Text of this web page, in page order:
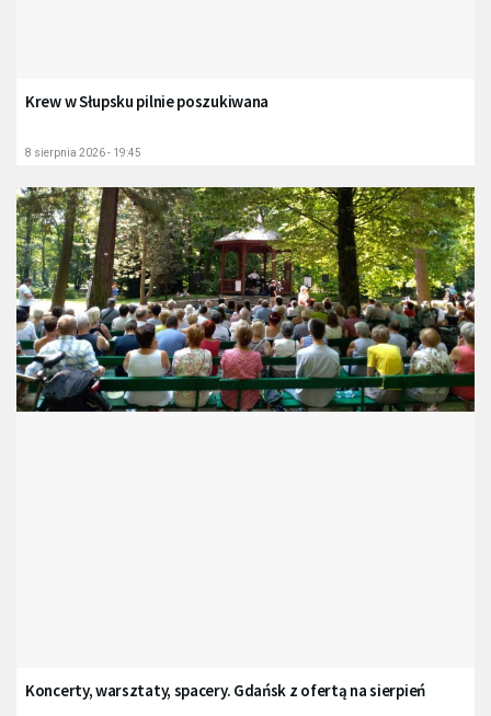
Krew w Słupsku pilnie poszukiwana
8 sierpnia 2026 - 19:45
Koncerty, warsztaty, spacery. Gdańsk z ofertą na sierpień